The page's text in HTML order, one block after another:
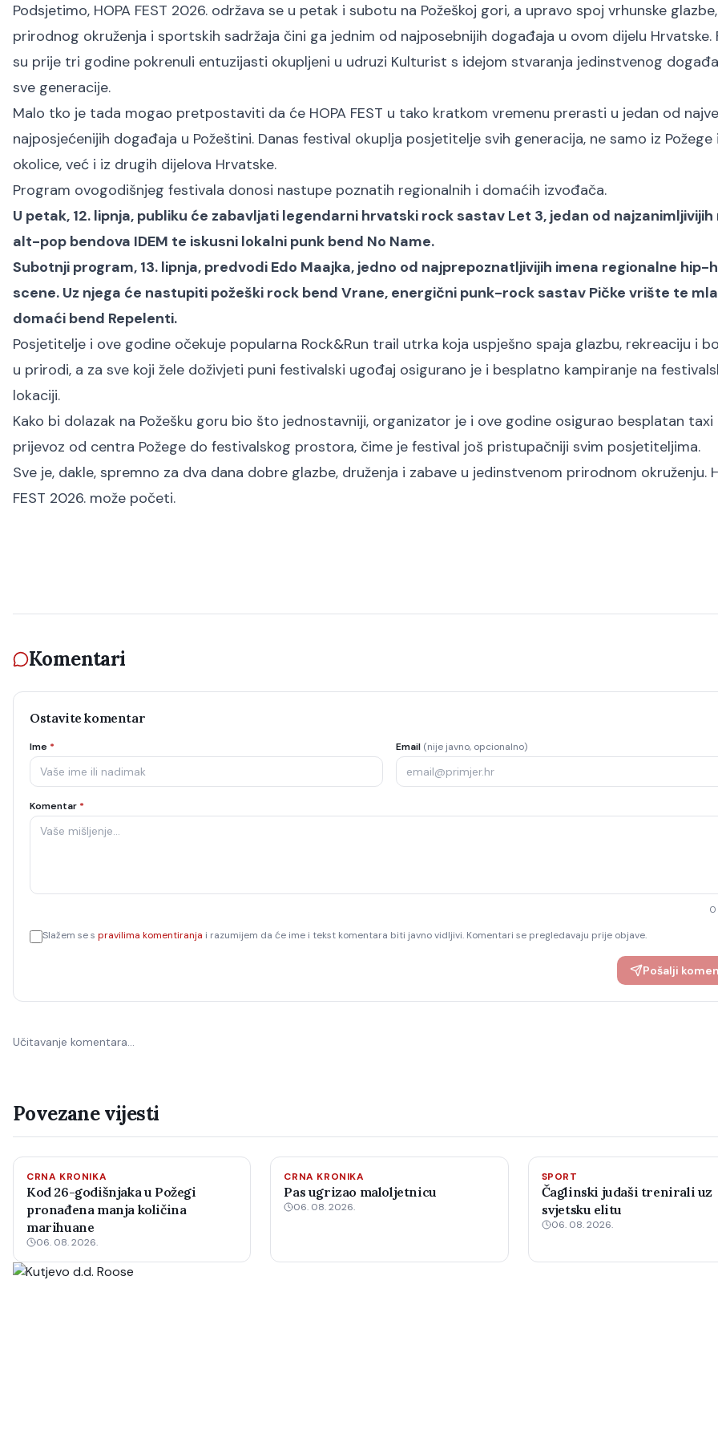
Podsjetimo, HOPA FEST 2026. održava se u petak i subotu na Požeškoj gori, a upravo spoj vrhunske glazbe,
prirodnog okruženja i sportskih sadržaja čini ga jednim od najposebnijih događaja u ovom dijelu Hrvatske.
su prije tri godine pokrenuli entuzijasti okupljeni u udruzi Kulturist s idejom stvaranja jedinstvenog
sve generacije.
Malo tko je tada mogao pretpostaviti da će HOPA FEST u tako kratkom vremenu prerasti u jedan od
najposjećenijih događaja u Požeštini. Danas festival okuplja posjetitelje svih generacija, ne samo iz Požege i
okolice, već i iz drugih dijelova Hrvatske.
Program ovogodišnjeg festivala donosi nastupe poznatih regionalnih i domaćih izvođača.
U petak, 12. lipnja, publiku će zabavljati legendarni hrvatski rock sastav Let 3, jedan od najzanimljivijih
alt-pop bendova IDEM te iskusni lokalni punk bend No Name.
Subotnji program, 13. lipnja, predvodi Edo Maajka, jedno od najprepoznatljivijih imena regionalne hip-
scene. Uz njega će nastupiti požeški rock bend Vrane, energični punk-rock sastav Pičke vrište te
domaći bend Repelenti.
Posjetitelje i ove godine očekuje popularna Rock&Run trail utrka koja uspješno spaja glazbu, rekreaciju i
u prirodi, a za sve koji žele doživjeti puni festivalski ugođaj osigurano je i besplatno kampiranje na
lokaciji.
Kako bi dolazak na Požešku goru bio što jednostavniji, organizator je i ove godine osigurao besplatan taxi
prijevoz od centra Požege do festivalskog prostora, čime je festival još pristupačniji svim posjetiteljima.
Sve je, dakle, spremno za dva dana dobre glazbe, druženja i zabave u jedinstvenom prirodnom okruženju.
FEST 2026. može početi.
Komentari
Ostavite komentar
Ime * Email (nije javno, opcionalno)
Komentar *
0
Slažem se s pravilima komentiranja i razumijem da će ime i tekst komentara biti javno vidljivi. Komentari se pregledavaju prije objave.
Pošalji
Učitavanje komentara…
Povezane vijesti
CRNA KRONIKA
Kod 26-godišnjaka u Požegi
pronađena manja količina
marihuane
06. 08. 2026.
CRNA KRONIKA
Pas ugrizao maloljetnicu
06. 08. 2026.
SPORT
Čaglinski judaši trenirali uz
svjetsku elitu
06. 08. 2026.